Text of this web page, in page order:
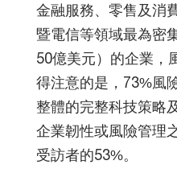
金融服務、零售及消
暨電信等領域最為密
50億美元）的企業，
得注意的是，73%風
整體的完整科技策略
企業韌性或風險管理
受訪者的53%。